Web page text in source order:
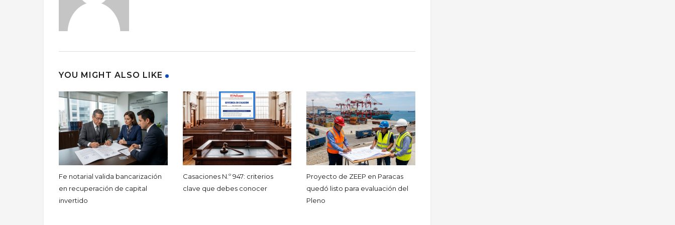
YOU MIGHT ALSO LIKE
Fe notarial valida bancarización
en recuperación de capital
invertido
Casaciones N.º 947: criterios
clave que debes conocer
Proyecto de ZEEP en Paracas
quedó listo para evaluación del
Pleno